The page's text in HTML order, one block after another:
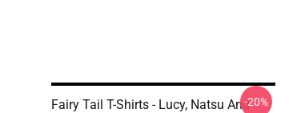
Fairy Tail T-Shirts - Lucy, Natsu And-20%